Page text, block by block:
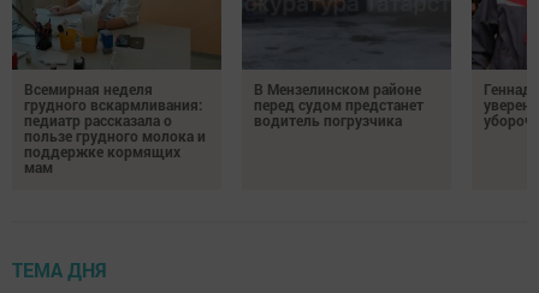
Всемирная неделя
грудного вскармливания:
педиатр рассказала о
пользе грудного молока и
поддержке кормящих
мам
В Мензелинском районе
перед судом предстанет
водитель погрузчика
ТЕМА ДНЯ